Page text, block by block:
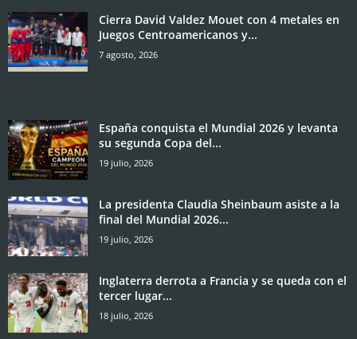
Cierra David Valdez Mouet con 4 metales en
Juegos Centroamericanos y...
7 agosto, 2026
España conquista el Mundial 2026 y levanta
su segunda Copa del...
19 julio, 2026
La presidenta Claudia Sheinbaum asiste a la
final del Mundial 2026...
19 julio, 2026
Inglaterra derrota a Francia y se queda con el
tercer lugar...
18 julio, 2026